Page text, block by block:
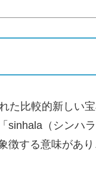
た比較的新しい宝
（シンハラ
徴する意味があ